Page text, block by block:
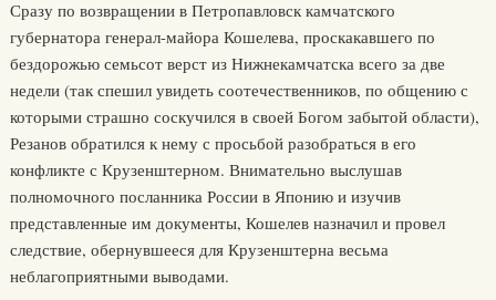
Сразу по возвращении в Петропавловск камчатского
губернатора генерал-майора Кошелева, проскакавшего по
бездорожью семьсот верст из Нижнекамчатска всего за две
недели (так спешил увидеть соотечественников, по общению с
которыми страшно соскучился в своей Богом забытой области),
Резанов обратился к нему с просьбой разобраться в его
конфликте с Крузенштерном. Внимательно выслушав
полномочного посланника России в Японию и изучив
представленные им документы, Кошелев назначил и провел
следствие, обернувшееся для Крузенштерна весьма
неблагоприятными выводами.